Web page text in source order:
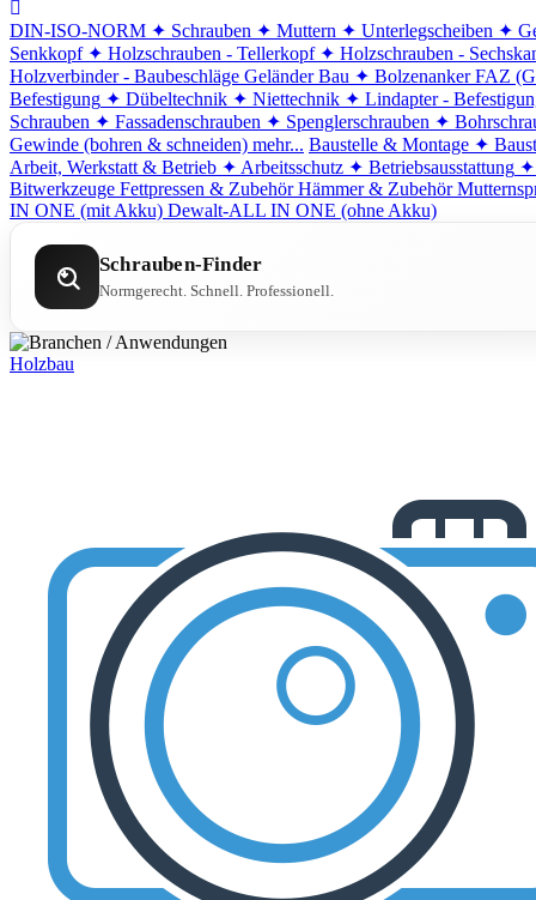
DIN-ISO-NORM ✦ Schrauben ✦ Muttern ✦ Unterlegscheiben ✦
Senkkopf ✦ Holzschrauben - Tellerkopf ✦ Holzschrauben -
Holzverbinder - Baubeschläge Geländer Bau ✦ Bolzenanker FAZ
Befestigung ✦ Dübeltechnik ✦ Niettechnik ✦ Lindapter -
Schrauben ✦ Fassadenschrauben ✦ Spenglerschrauben ✦
Gewinde (bohren & schneiden) mehr... Baustelle & Montage ✦
Arbeit, Werkstatt & Betrieb ✦ Arbeitsschutz ✦ Betriebsausstattung ✦
Bitwerkzeuge Fettpressen & Zubehör Hämmer & Zubehör
IN ONE (mit Akku) Dewalt-ALL IN ONE (ohne Akku)
Schrauben-Finder
Normgerecht. Schnell. Professionell.
Holzbau